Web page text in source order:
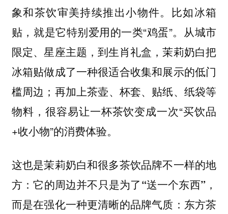
象和茶饮审美持续推出小物件。比如冰箱
贴，就是它特别爱用的一类“鸡蛋”。从城市
限定、星座主题，到生肖礼盒，茉莉奶白把
冰箱贴做成了一种很适合收集和展示的低门
槛周边；再加上茶壶、杯套、贴纸、纸袋等
物料，很容易让一杯茶饮变成一次“买饮品
+收小物”的消费体验。
这也是茉莉奶白和很多茶饮品牌不一样的地
方：它的周边并不只是为了“送一个东西”，
而是在强化一种更清晰的品牌气质：东方茶